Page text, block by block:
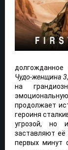
Чудо-женщина 3
на
продолжает
героиня
угрозой, но
заставляют её
первых минут